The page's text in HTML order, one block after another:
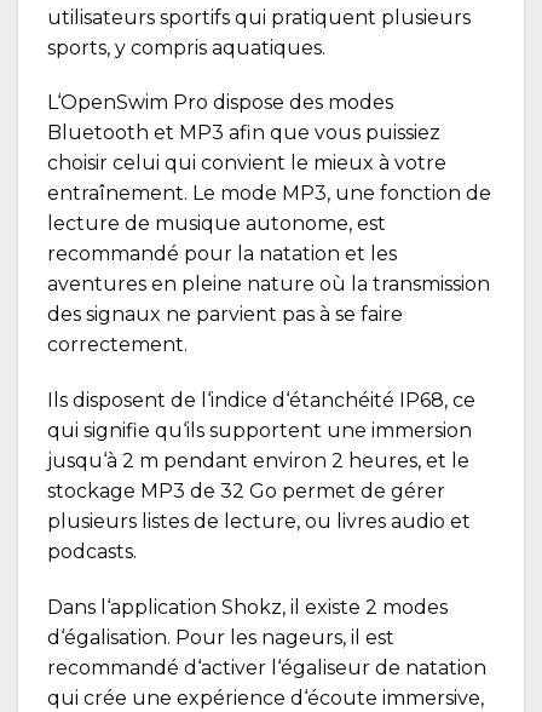
utilisateurs sportifs qui pratiquent plusieurs
sports, y compris aquatiques.
L‘OpenSwim Pro dispose des modes
Bluetooth et MP3 afin que vous puissiez
choisir celui qui convient le mieux à votre
entraînement. Le mode MP3, une fonction de
lecture de musique autonome, est
recommandé pour la natation et les
aventures en pleine nature où la transmission
des signaux ne parvient pas à se faire
correctement.
Ils disposent de l‘indice d‘étanchéité IP68, ce
qui signifie qu‘ils supportent une immersion
jusqu‘à 2 m pendant environ 2 heures, et le
stockage MP3 de 32 Go permet de gérer
plusieurs listes de lecture, ou livres audio et
podcasts.
Dans l‘application Shokz, il existe 2 modes
d‘égalisation. Pour les nageurs, il est
recommandé d‘activer l‘égaliseur de natation
qui crée une expérience d‘écoute immersive,